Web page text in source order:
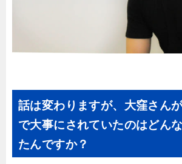
話は変わりますが、大窪さん
で大事にされていたのはどん
たんですか？